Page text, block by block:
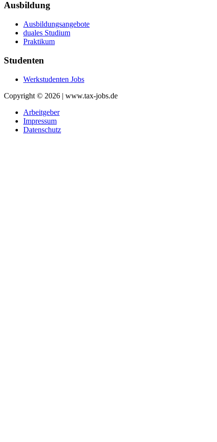
Ausbildung
Ausbildungsangebote
duales Studium
Praktikum
Studenten
Werkstudenten Jobs
Copyright © 2026 | www.tax-jobs.de
Arbeitgeber
Impressum
Datenschutz